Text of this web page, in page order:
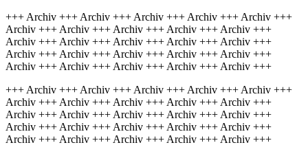
+++ Archiv +++ Archiv +++ Archiv +++ Archiv +++ Archiv +++
Archiv +++ Archiv +++ Archiv +++ Archiv +++ Archiv +++
Archiv +++ Archiv +++ Archiv +++ Archiv +++ Archiv +++
Archiv +++ Archiv +++ Archiv +++ Archiv +++ Archiv +++
Archiv +++ Archiv +++ Archiv +++ Archiv +++ Archiv +++
+++ Archiv +++ Archiv +++ Archiv +++ Archiv +++ Archiv +++
Archiv +++ Archiv +++ Archiv +++ Archiv +++ Archiv +++
Archiv +++ Archiv +++ Archiv +++ Archiv +++ Archiv +++
Archiv +++ Archiv +++ Archiv +++ Archiv +++ Archiv +++
Archiv +++ Archiv +++ Archiv +++ Archiv +++ Archiv +++